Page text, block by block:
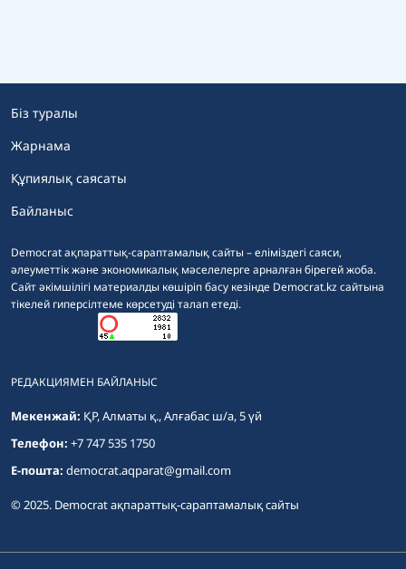
Democrat ақпараттық-сараптамалық сайты – еліміздегі саяси,
әлеуметтік және экономикалық мәселелерге арналған бірегей жоба.
Сайт әкімшілігі материалды көшіріп басу кезінде Democrat.kz сайтына
тікелей гиперсілтеме көрсетуді талап етеді.
Біз туралы
Жарнама
Құпиялық саясаты
Байланыс
РЕДАКЦИЯМЕН БАЙЛАНЫС
Мекенжай: ҚР, Алматы қ., Алғабас ш/а, 5 үй
Телефон: +7 747 535 1750
E-пошта: democrat.aqparat@gmail.com
© 2025. Democrat ақпараттық-сараптамалық сайты